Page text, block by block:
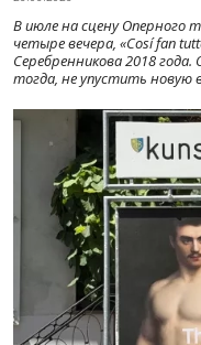
В июле на сцену Оперного
четыре вечера, «Cosí fan
Серебренникова 2018
тогда, не упустить новую